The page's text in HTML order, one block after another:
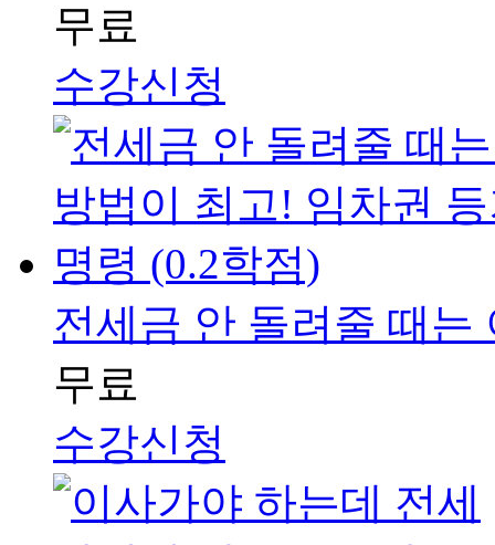
무료
수강신청
전세금 안 돌려줄 때는
무료
수강신청